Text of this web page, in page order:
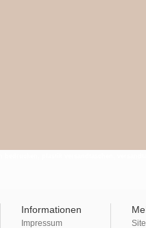
Informationen
Impressum